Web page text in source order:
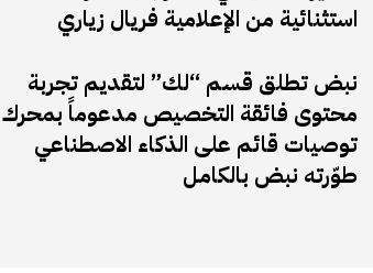
استثنائية من الإعلامية فريال زياري
نبض تطلق قسم “لك” لتقديم تجربة
محتوى فائقة التخصيص مدعوماً بمحرك
توصيات قائم على الذكاء الاصطناعي
طوّرته نبض بالكامل